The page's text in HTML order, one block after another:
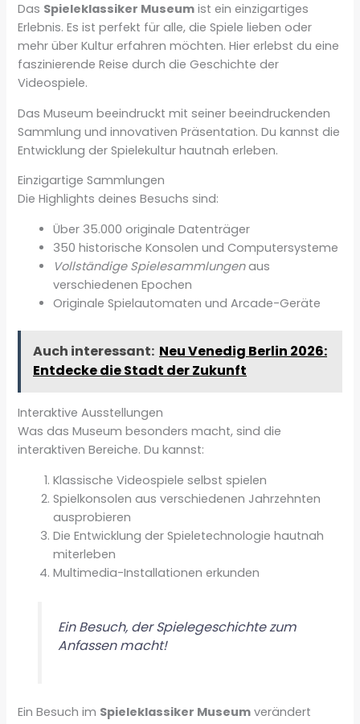
Das Spieleklassiker Museum ist ein einzigartiges
Erlebnis. Es ist perfekt für alle, die Spiele lieben oder
mehr über Kultur erfahren möchten. Hier erlebst du eine
faszinierende Reise durch die Geschichte der
Videospiele.
Das Museum beeindruckt mit seiner beeindruckenden
Sammlung und innovativen Präsentation. Du kannst die
Entwicklung der Spielekultur hautnah erleben.
Einzigartige Sammlungen
Die Highlights deines Besuchs sind:
Über 35.000 originale Datenträger
350 historische Konsolen und Computersysteme
Vollständige Spielesammlungenaus
verschiedenen Epochen
Originale Spielautomaten und Arcade-Geräte
Auch interessant: Neu Venedig Berlin 2026:
Entdecke die Stadt der Zukunft
Interaktive Ausstellungen
Was das Museum besonders macht, sind die
interaktiven Bereiche. Du kannst:
Klassische Videospiele selbst spielen
Spielkonsolen aus verschiedenen Jahrzehnten
ausprobieren
Die Entwicklung der Spieletechnologie hautnah
miterleben
Multimedia-Installationen erkunden
Ein Besuch, der Spielegeschichte zum
Anfassen macht!
Ein Besuch im Spieleklassiker Museum verändert